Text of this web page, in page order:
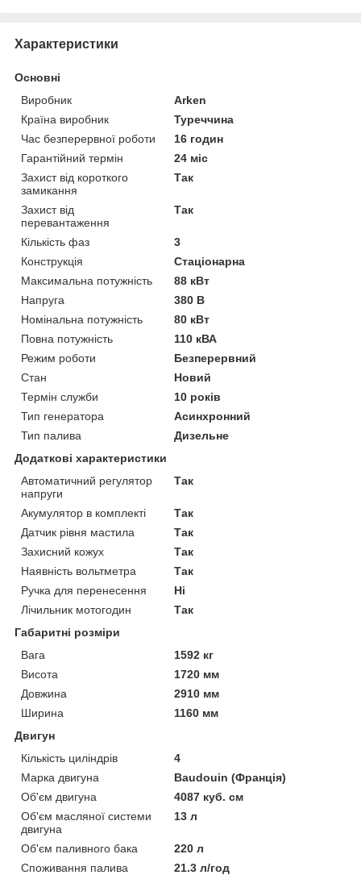
Характеристики
Основні
Виробник
Arken
Країна виробник
Туреччина
Час безперервної роботи
16 годин
Гарантійний термін
24 міс
Захист від короткого
замикання
Так
Захист від
перевантаження
Так
Кількість фаз
3
Конструкція
Стаціонарна
Максимальна потужність
88 кВт
Напруга
380 В
Номінальна потужність
80 кВт
Повна потужність
110 кВА
Режим роботи
Безперервний
Стан
Новий
Термін служби
10 років
Тип генератора
Асинхронний
Тип палива
Дизельне
Додаткові характеристики
Автоматичний регулятор
напруги
Так
Акумулятор в комплекті
Так
Датчик рівня мастила
Так
Захисний кожух
Так
Наявність вольтметра
Так
Ручка для перенесення
Ні
Лічильник мотогодин
Так
Габаритні розміри
Вага
1592 кг
Висота
1720 мм
Довжина
2910 мм
Ширина
1160 мм
Двигун
Кількість циліндрів
4
Марка двигуна
Baudouin (Франція)
Об'єм двигуна
4087 куб. см
Об'єм масляної системи
двигуна
13 л
Об'єм паливного бака
220 л
Споживання палива
21.3 л/год